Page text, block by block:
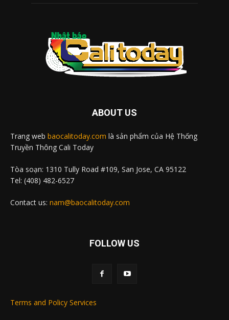
ABOUT US
Trang web baocalitoday.com là sản phẩm của Hệ Thống
Truyền Thông Cali Today
Tòa soạn: 1310 Tully Road #109, San Jose, CA 95122
Tel: (408) 482-6527
Contact us: nam@baocalitoday.com
FOLLOW US
Terms and Policy Services